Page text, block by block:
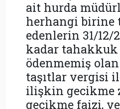
ait hurda
herhangi birine
edenlerin 31/12/
kadar tahakkuk
ödenmemiş
taşıtlar vergisi
ilişkin gecikme
gecikme faizi,